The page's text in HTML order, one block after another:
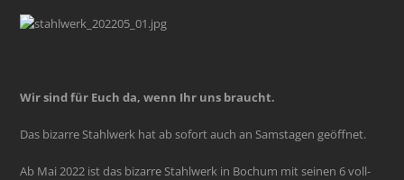
Wir sind für Euch da, wenn Ihr uns braucht.
Das bizarre Stahlwerk hat ab sofort auch an Samstagen geöffnet.
Ab Mai 2022 ist das bizarre Stahlwerk in Bochum mit seinen 6 voll-